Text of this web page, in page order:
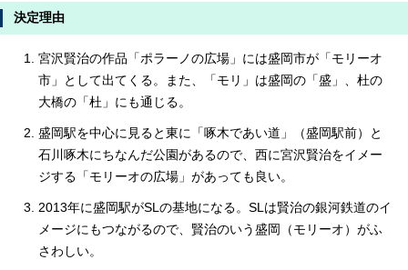
決定理由
宮沢賢治の作品「ポラーノの広場」には盛岡市が「モリーオ
市」として出てくる。また、「モリ」は盛岡の「盛」、杜の
大橋の「杜」にも通じる。
盛岡駅を中心に見ると東に「啄木であい道」（盛岡駅前）と
石川啄木にちなんだ公園があるので、西に宮沢賢治をイメー
ジする「モリーオの広場」があっても良い。
2013年に盛岡駅がSLの基地になる。SLは賢治の銀河鉄道のイ
メージにもつながるので、賢治のいう盛岡（モリーオ）がふ
さわしい。